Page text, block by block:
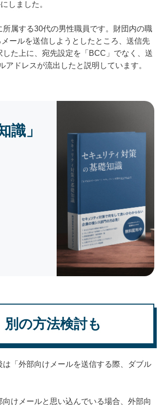
しました。
属する30代の男性職員です。財団内の職
ールを送信しようとしたところ、送信先
た上に、宛先設定を「BCC」でなく、送
ドレスが流出したと説明しています。
識」
の方法検討も
「外部向けメールを送信する際、ダブル
けメールと思い込んでいる場合、外部向